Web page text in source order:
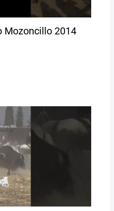
Mozoncillo 2014